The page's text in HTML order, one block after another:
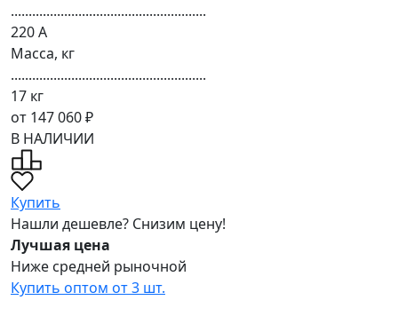
.......................................................
220 А
Масса, кг
.......................................................
17 кг
от 147 060 ₽
В НАЛИЧИИ
Купить
Нашли дешевле? Снизим цену!
Лучшая цена
Ниже средней рыночной
Купить оптом от 3 шт.